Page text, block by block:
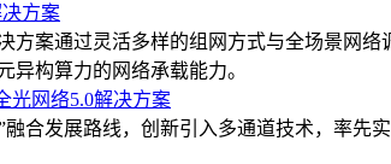
方案
方案通过灵活多样的组网方式与全场景网
异构算力的网络承载能力。
光网络5.0解决方案
融合发展路线，创新引入多通道技术，率先